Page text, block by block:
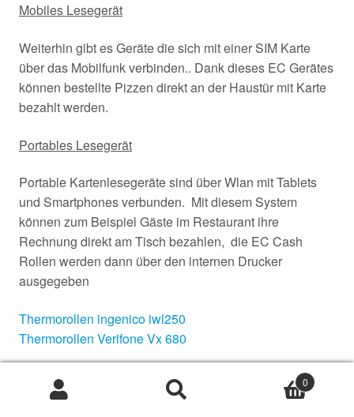
Mobiles Lesegerät
Weiterhin gibt es Geräte die sich mit einer SIM Karte
über das Mobilfunk verbinden.. Dank dieses EC Gerätes
können bestellte Pizzen direkt an der Haustür mit Karte
bezahlt werden.
Portables Lesegerät
Portable Kartenlesegeräte sind über Wlan mit Tablets
und Smartphones verbunden. Mit diesem System
können zum Beispiel Gäste im Restaurant ihre
Rechnung direkt am Tisch bezahlen, die EC Cash
Rollen werden dann über den internen Drucker
ausgegeben
Thermorollen ingenico iwl250
Thermorollen Verifone Vx 680
0